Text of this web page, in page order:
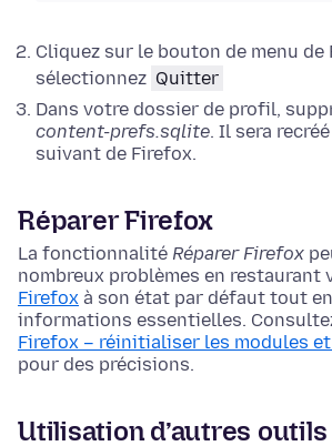
Cliquez sur le bouton de menu de
sélectionnez Quitter
Dans votre dossier de profil,
content-prefs.sqlite. Il sera
suivant de Firefox.
Réparer Firefox
La fonctionnalité Réparer Firefox
nombreux problèmes en restaurant
Firefox à son état par défaut tout
informations essentielles.
Firefox – réinitialiser les modules
pour des précisions.
Utilisation d’autres outils